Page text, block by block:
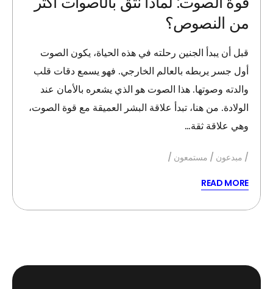
من النصوص؟
قبل أن يبدأ الجنين رحلته في هذه الحياة، يكون الصوت
أول جسر يربطه بالعالم الخارجي. فهو يسمع دقات قلب
والدته وصوتها. هذا الصوت هو الذي يشعره بالأمان عند
الولادة. من هنا، تبدأ علاقة البشر العميقة مع قوة الصوت،
وهي علاقة ثقة…
مبدعون مستمعون
READ MORE